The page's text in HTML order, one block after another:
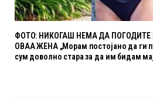
ФОТО: НИКОГАШ НЕМА ДА
ОВАА ЖЕНА „Морам постојано да ги
сум доволно стара за да им бидам